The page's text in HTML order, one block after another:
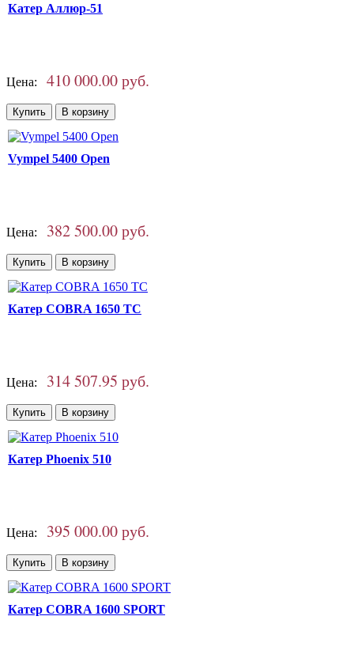
Катер Аллюр-51
Цена: 410 000.00 руб.
Vympel 5400 Open
Цена: 382 500.00 руб.
Катер COBRA 1650 TC
Цена: 314 507.95 руб.
Катер Phoenix 510
Цена: 395 000.00 руб.
Катер COBRA 1600 SPORT